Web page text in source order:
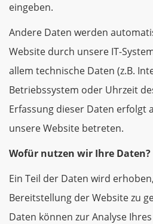
eingeben.
Andere Daten werden
Website durch unsere IT-
allem technische Daten (z.B.
Betriebssystem oder Uhrzeit
Erfassung dieser Daten erfolgt
unsere Website betreten.
Wofür nutzen wir Ihre Daten?
Ein Teil der Daten wird
Bereitstellung der Website zu
Daten können zur Analyse